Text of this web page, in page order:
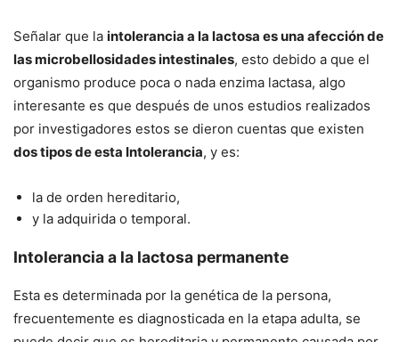
Señalar que la intolerancia a la lactosa es una afección de
las microbellosidades intestinales, esto debido a que el
organismo produce poca o nada enzima lactasa, algo
interesante es que después de unos estudios realizados
por investigadores estos se dieron cuentas que existen
dos tipos de esta Intolerancia, y es:
la de orden hereditario,
y la adquirida o temporal.
Intolerancia a la lactosa permanente
Esta es determinada por la genética de la persona,
frecuentemente es diagnosticada en la etapa adulta, se